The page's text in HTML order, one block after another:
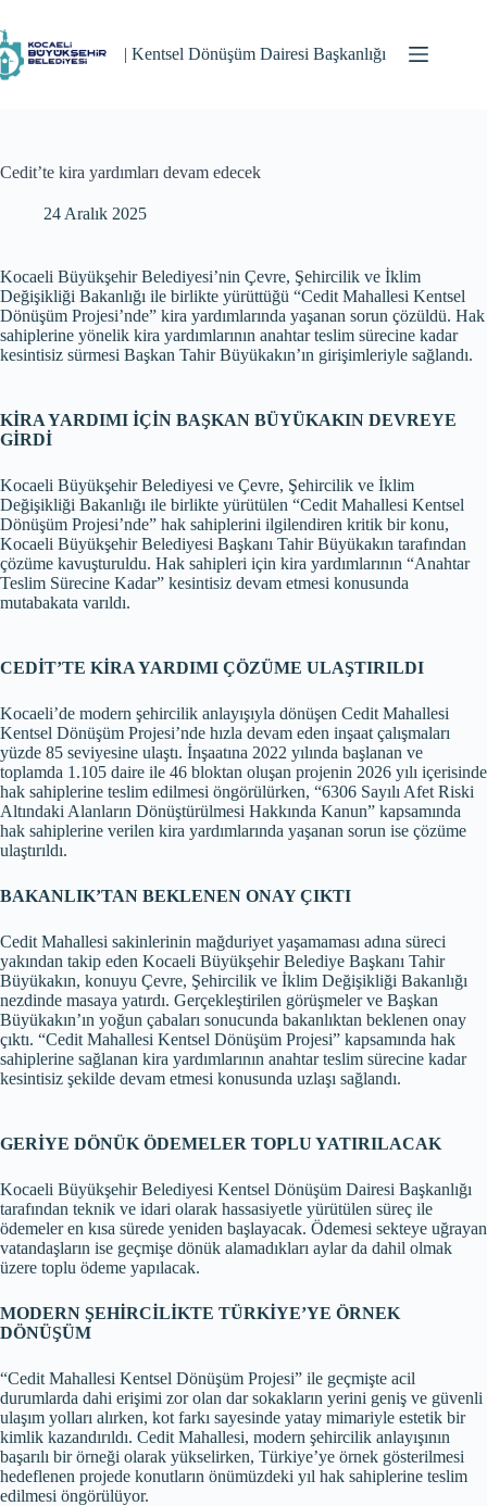
to
content
| Kentsel Dönüşüm Dairesi Başkanlığı
Cedit’te kira yardımları devam edecek
24 Aralık 2025
Kocaeli Büyükşehir Belediyesi’nin Çevre, Şehircilik ve İklim
Değişikliği Bakanlığı ile birlikte yürüttüğü “Cedit Mahallesi Kentsel
Dönüşüm Projesi’nde” kira yardımlarında yaşanan sorun çözüldü. Hak
sahiplerine yönelik kira yardımlarının anahtar teslim sürecine kadar
kesintisiz sürmesi Başkan Tahir Büyükakın’ın girişimleriyle sağlandı.
KİRA YARDIMI İÇİN BAŞKAN BÜYÜKAKIN DEVREYE
GİRDİ
Kocaeli Büyükşehir Belediyesi ve Çevre, Şehircilik ve İklim
Değişikliği Bakanlığı ile birlikte yürütülen “Cedit Mahallesi Kentsel
Dönüşüm Projesi’nde” hak sahiplerini ilgilendiren kritik bir konu,
Kocaeli Büyükşehir Belediyesi Başkanı Tahir Büyükakın tarafından
çözüme kavuşturuldu. Hak sahipleri için kira yardımlarının “Anahtar
Teslim Sürecine Kadar” kesintisiz devam etmesi konusunda
mutabakata varıldı.
CEDİT’TE KİRA YARDIMI ÇÖZÜME ULAŞTIRILDI
Kocaeli’de modern şehircilik anlayışıyla dönüşen Cedit Mahallesi
Kentsel Dönüşüm Projesi’nde hızla devam eden inşaat çalışmaları
yüzde 85 seviyesine ulaştı. İnşaatına 2022 yılında başlanan ve
toplamda 1.105 daire ile 46 bloktan oluşan projenin 2026 yılı içerisinde
hak sahiplerine teslim edilmesi öngörülürken, “6306 Sayılı Afet Riski
Altındaki Alanların Dönüştürülmesi Hakkında Kanun” kapsamında
hak sahiplerine verilen kira yardımlarında yaşanan sorun ise çözüme
ulaştırıldı.
BAKANLIK’TAN BEKLENEN ONAY ÇIKTI
Cedit Mahallesi sakinlerinin mağduriyet yaşamaması adına süreci
yakından takip eden Kocaeli Büyükşehir Belediye Başkanı Tahir
Büyükakın, konuyu Çevre, Şehircilik ve İklim Değişikliği Bakanlığı
nezdinde masaya yatırdı. Gerçekleştirilen görüşmeler ve Başkan
Büyükakın’ın yoğun çabaları sonucunda bakanlıktan beklenen onay
çıktı. “Cedit Mahallesi Kentsel Dönüşüm Projesi” kapsamında hak
sahiplerine sağlanan kira yardımlarının anahtar teslim sürecine kadar
kesintisiz şekilde devam etmesi konusunda uzlaşı sağlandı.
GERİYE DÖNÜK ÖDEMELER TOPLU YATIRILACAK
Kocaeli Büyükşehir Belediyesi Kentsel Dönüşüm Dairesi Başkanlığı
tarafından teknik ve idari olarak hassasiyetle yürütülen süreç ile
ödemeler en kısa sürede yeniden başlayacak. Ödemesi sekteye uğrayan
vatandaşların ise geçmişe dönük alamadıkları aylar da dahil olmak
üzere toplu ödeme yapılacak.
MODERN ŞEHİRCİLİKTE TÜRKİYE’YE ÖRNEK
DÖNÜŞÜM
“Cedit Mahallesi Kentsel Dönüşüm Projesi” ile geçmişte acil
durumlarda dahi erişimi zor olan dar sokakların yerini geniş ve güvenli
ulaşım yolları alırken, kot farkı sayesinde yatay mimariyle estetik bir
kimlik kazandırıldı. Cedit Mahallesi, modern şehircilik anlayışının
başarılı bir örneği olarak yükselirken, Türkiye’ye örnek gösterilmesi
hedeflenen projede konutların önümüzdeki yıl hak sahiplerine teslim
edilmesi öngörülüyor.